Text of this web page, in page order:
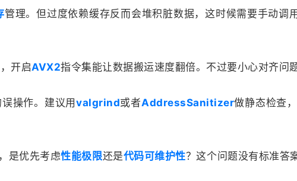
管理。但过度依赖缓存反而会堆积脏数据，这时候需要手动调
开启AVX2指令集能让数据搬运速度翻倍。不过要小心对齐问
操作。建议用valgrind或者AddressSanitizer做静态检查
是优先考虑性能极限还是代码可维护性？这个问题没有标准答